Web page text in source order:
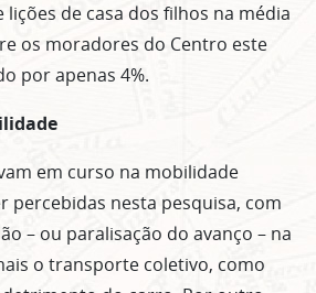
de casa dos filhos na média
os moradores do Centro este
por apenas 4%.
em curso na mobilidade
percebidas nesta pesquisa, com
– ou paralisação do avanço – na
o transporte coletivo, como